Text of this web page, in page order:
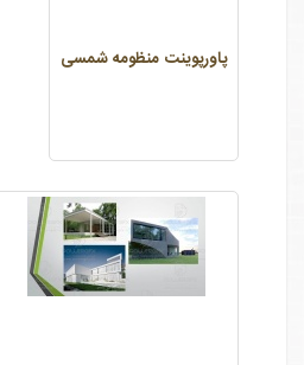
پاورپوینت منظومه شمسی